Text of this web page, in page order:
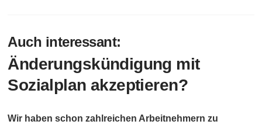
Auch interessant:
Änderungskündigung mit
Sozialplan akzeptieren?
Wir haben schon zahlreichen Arbeitnehmern zu